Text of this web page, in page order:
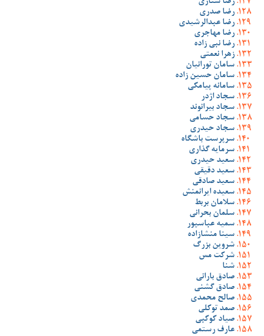
رضا ستاری
رضا صدری
رضا عبدالرشیدی
رضا مهاجری
رضا نبی زاده
زهرا نعمتی
سامان تورانیان
سامان حسین زاده
سامانه پیامکی
سجاد اژدر
سجاد بیرانوند
سجاد حسامی
سجاد حیدری
سرپرست باشگاه
سرمایه گذاری
سعید حیدری
سعید دقیقی
سعید صادقی
سعیده ایرانمنش
سلامان بربط
سلمان بحرانی
سمیه عباسپور
سینا منشازاده
شروین بزرگ
شرکت مس
شنا
صادق بارانی
صادق گشنی
صالح محمدی
صمد توکلی
صیاد کوکبی
عارف رستمی